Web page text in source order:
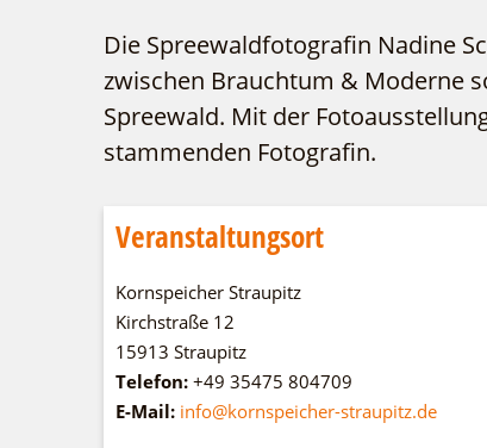
Die Spreewaldfotografin Nadine
zwischen Brauchtum & Moderne
Spreewald. Mit der
stammenden Fotografin.
Veranstaltungsort
Kornspeicher Straupitz
Kirchstraße 12
15913 Straupitz
Telefon: +49 35475 804709
E-Mail: info@kornspeicher-straupitz.de